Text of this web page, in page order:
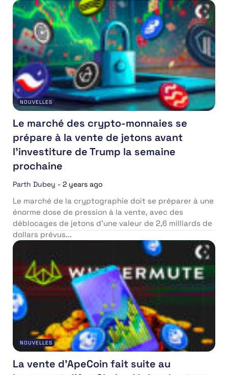
NOUVELLES
Le marché des crypto-monnaies se
prépare à la vente de jetons avant
l’investiture de Trump la semaine
prochaine
Parth Dubey - 2 years ago
Le marché de la cryptographie doit se préparer à une
énorme dose de pression à la vente, avec des
déblocages de jetons d’une valeur de 2,6 milliards de
dollars prévus...
NOUVELLES
La vente d’ApeCoin fait suite au